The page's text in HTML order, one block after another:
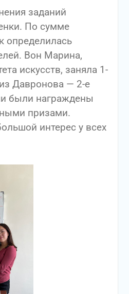
заданий
По сумме
определилась
Вон Марина,
искусств, заняла 1-
Давронова — 2-е
были награждены
призами.
интерес у всех